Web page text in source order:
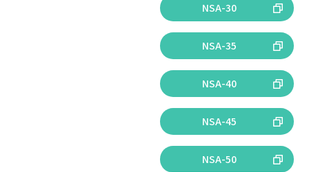
NSA-30
NSA-35
NSA-40
NSA-45
NSA-50